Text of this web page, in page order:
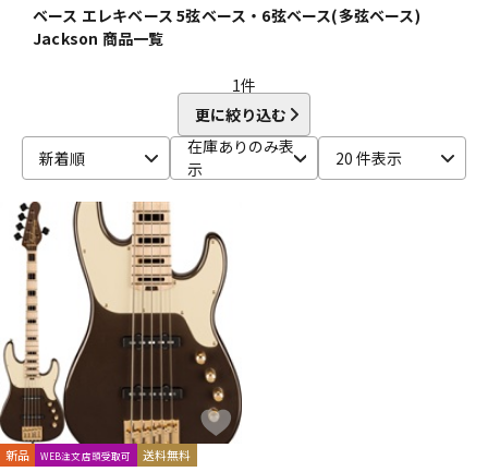
ベース ウクレレ
ドラム
キーボード
ベース エレキベース 5弦ベース・6弦ベース(多弦ベース)
Jackson 商品一覧
1件
更に絞り込む
新着順
在庫ありのみ表
示
20 件表示
新品 WEB注文店頭受取可 送料無料